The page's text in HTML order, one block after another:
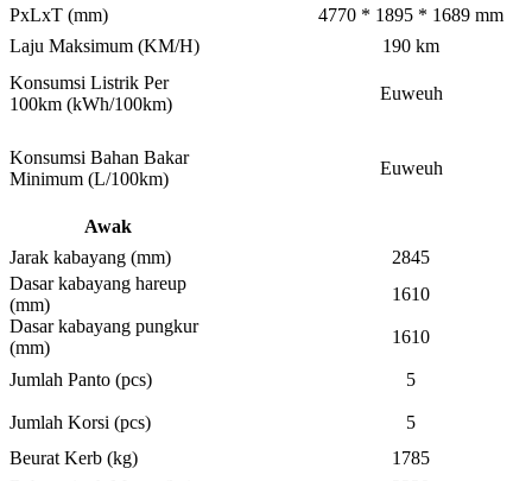
PxLxT (mm)
4770 * 1895 * 1689 mm
Laju Maksimum (KM/H)
190 km
Konsumsi Listrik Per
100km (kWh/100km)
Euweuh
Konsumsi Bahan Bakar
Minimum (L/100km)
Euweuh
Awak
Jarak kabayang (mm)
2845
Dasar kabayang hareup
(mm)
1610
Dasar kabayang pungkur
(mm)
1610
Jumlah Panto (pcs) 5
Jumlah Korsi (pcs)
5
Beurat Kerb (kg)
1785